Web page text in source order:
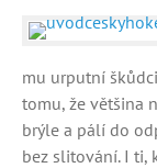
mu urputní
tomu, že většina
brýle a pálí do
bez slitování. I ti,